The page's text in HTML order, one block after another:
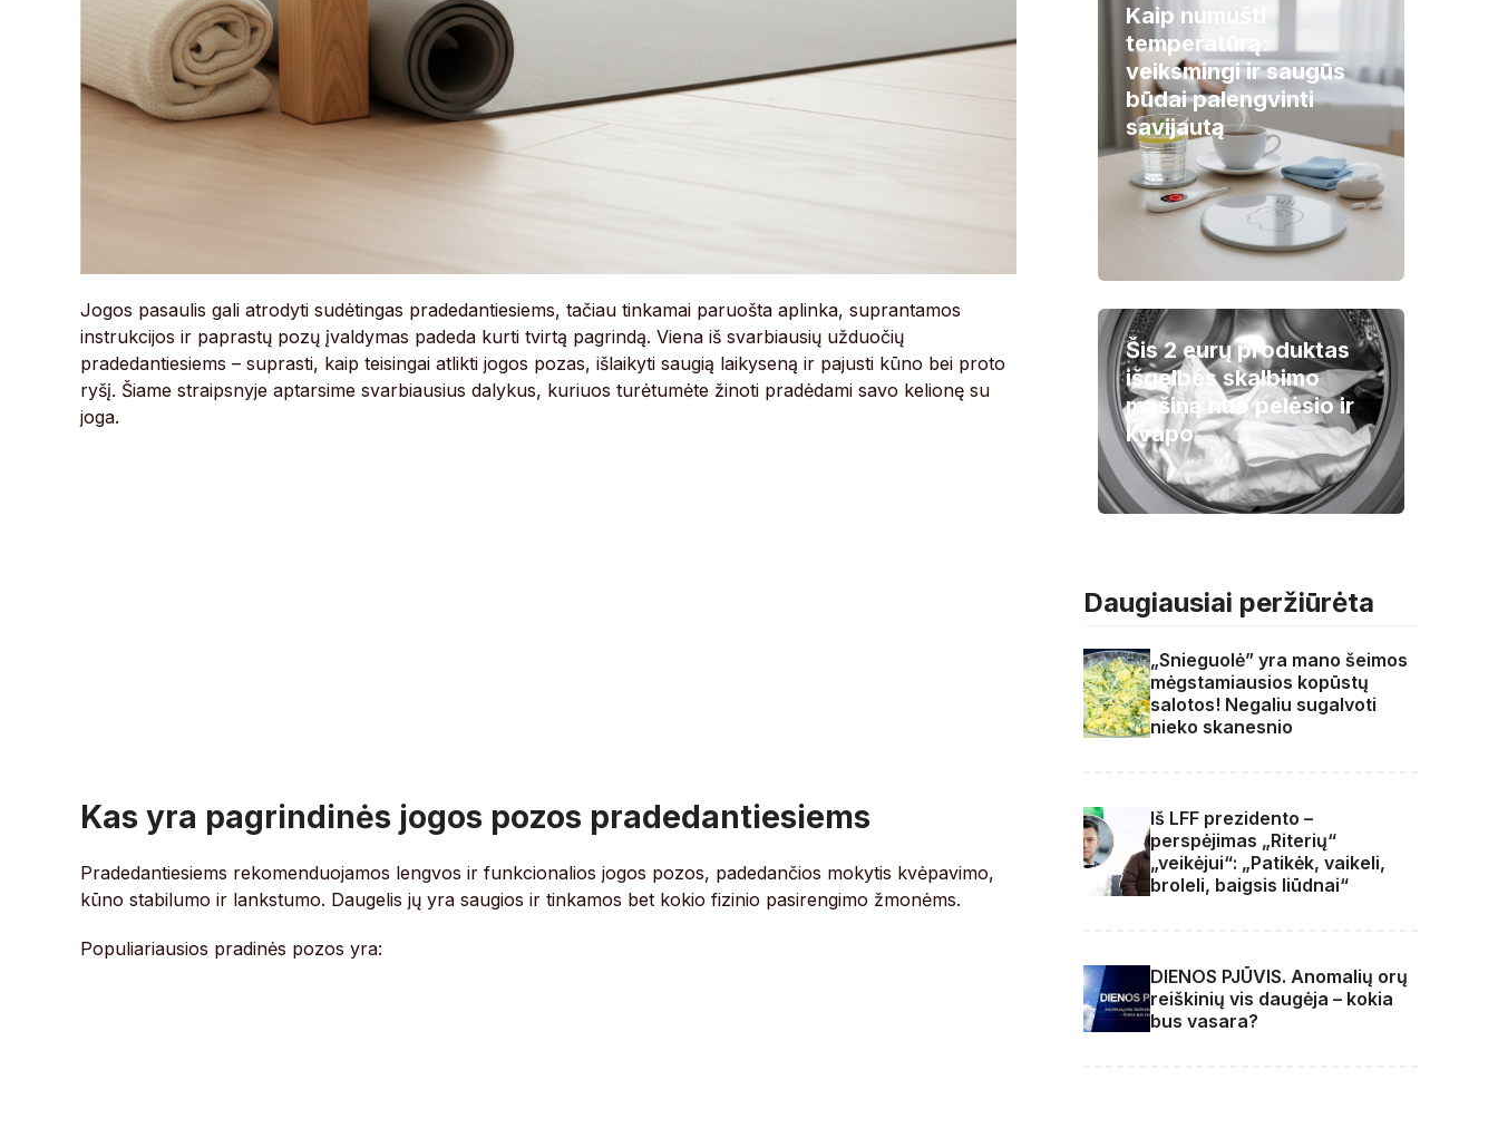
Jogos pasaulis gali atrodyti sudėtingas pradedantiesiems, tačiau tinkamai paruošta aplinka, suprantamos
instrukcijos ir paprastų pozų įvaldymas padeda kurti tvirtą pagrindą. Viena iš svarbiausių užduočių
pradedantiesiems – suprasti, kaip teisingai atlikti jogos pozas, išlaikyti saugią laikyseną ir pajusti kūno bei proto
ryšį. Šiame straipsnyje aptarsime svarbiausius dalykus, kuriuos turėtumėte žinoti pradėdami savo kelionę su
joga.
Kas yra pagrindinės jogos pozos pradedantiesiems
Pradedantiesiems rekomenduojamos lengvos ir funkcionalios jogos pozos, padedančios mokytis kvėpavimo,
kūno stabilumo ir lankstumo. Daugelis jų yra saugios ir tinkamos bet kokio fizinio pasirengimo žmonėms.
Populiariausios pradinės pozos yra:
Kaip numušti
temperatūrą:
veiksmingi ir saugūs
būdai palengvinti
savijautą
Šis 2 eurų produktas
išgelbės skalbimo
mašiną nuo pelėsio ir
kvapo
Daugiausiai peržiūrėta
„Snieguolė” yra mano šeimos
mėgstamiausios kopūstų
salotos! Negaliu sugalvoti
nieko skanesnio
Iš LFF prezidento –
perspėjimas „Riterių“
„veikėjui“: „Patikėk, vaikeli,
broleli, baigsis liūdnai“
DIENOS PJŪVIS. Anomalių orų
reiškinių vis daugėja – kokia
bus vasara?